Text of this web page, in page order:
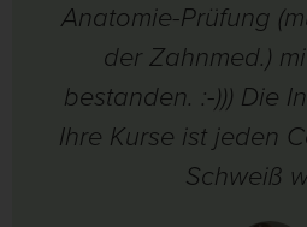
Anatomie-Prüfung
der Zahnmed.)
bestanden. :-))) Die
Ihre Kurse ist jeden
Schweiß